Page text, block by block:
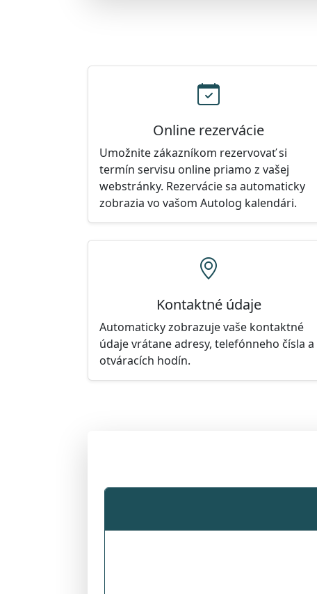
Online rezervácie
Umožnite zákazníkom rezervovať si
termín servisu online priamo z vašej
webstránky. Rezervácie sa automaticky
zobrazia vo vašom Autolog kalendári.
Kontaktné údaje
Automaticky zobrazuje vaše kontaktné
údaje vrátane adresy, telefónneho čísla a
otváracích hodín.